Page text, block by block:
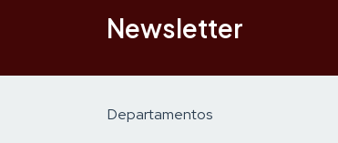
Newsletter
Departamentos